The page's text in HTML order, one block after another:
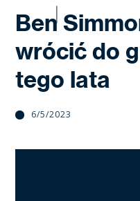
Ben
wrócić do
tego lata
6/5/2023